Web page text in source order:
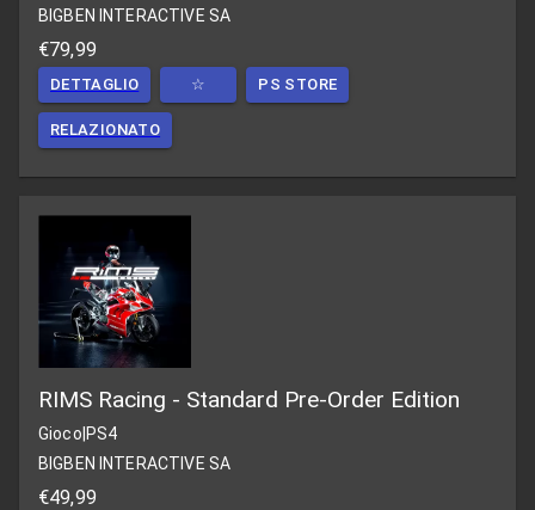
BIGBEN INTERACTIVE SA
€79,99
DETTAGLIO ☆ PS STORE
RELAZIONATO
RIMS Racing - Standard Pre-Order Edition
Gioco PS4
BIGBEN INTERACTIVE SA
€49,99